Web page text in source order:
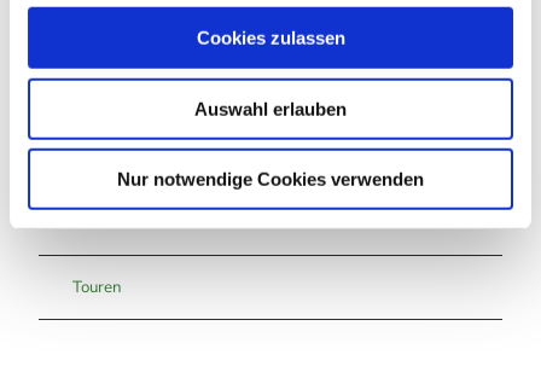
Cookies zulassen
Auswahl erlauben
Nur notwendige Cookies verwenden
In der Nähe Auf der Karte anschauen
Sehenswertes
Touren